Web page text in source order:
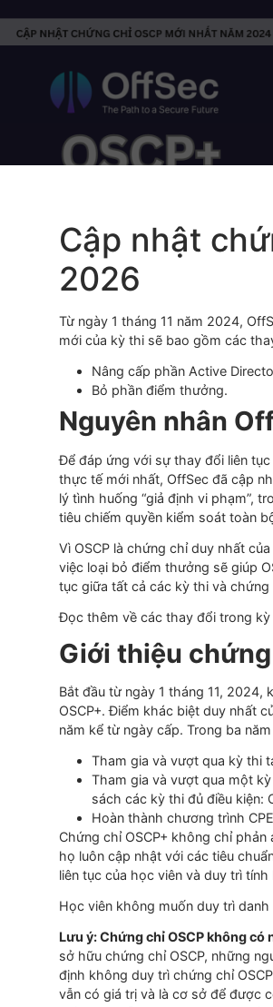
Cập nhật
2026
ừ ngày 1 tháng 11 năm
mới của kỳ thi sẽ bao gồm
Nâng cấpphần Active
Bỏ phầnđiểm thưởng.
Nguyên nhân
Để đáp ứng với sự thay đổi
thực tế mới nhất, OffSec đã
lý tình huống “giả định vi
tiêu chiếm quyền kiểm soát
Vì OSCP là chứng chỉ duy
việc loại bỏ điểm thưởng sẽ
tục giữa tất cả các kỳ thi và
Đọc thêm về các thay đổi
Giới thiệu
Bắt đầu từ ngày 1 tháng 11,
OSCP+. Điểm khác biệt duy
năm kể từ ngày cấp. Trong
Tham gia và vượt qua
sách các kỳ thi đủ điều
Hoàn thành chương
Chứng chỉ OSCP+ không chỉ
họ luôn cập nhật với các tiêu